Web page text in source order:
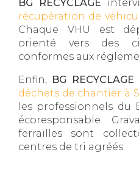
BG RECYCLAGE
récupération de
Chaque VHU est
orienté vers des
conformes aux
Enfin, BG RECYCLAGE
déchets de chantier à
les professionnels du
écoresponsable.
ferrailles sont
centres de tri agréés.